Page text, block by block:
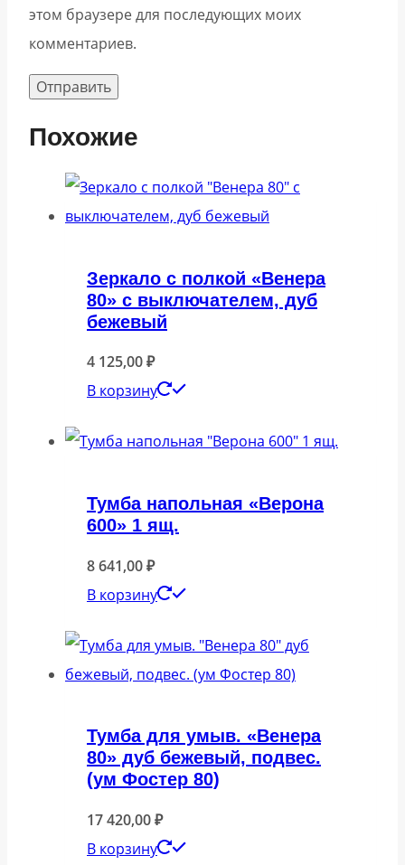
этом браузере для последующих моих
комментариев.
Похожие
Зеркало с полкой «Венера
80» с выключателем, дуб
бежевый
4 125,00₽
В корзину
Тумба напольная «Верона
600» 1 ящ.
8 641,00₽
В корзину
Тумба для умыв. «Венера
80» дуб бежевый, подвес.
(ум Фостер 80)
17 420,00₽
В корзину